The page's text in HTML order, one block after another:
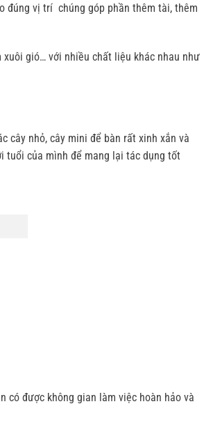
đúng vị trí chúng góp phần thêm tài, thêm
gió… với nhiều chất liệu khác nhau như
cây nhỏ, cây mini để bàn rất xinh xắn và
tuổi của mình để mang lại tác dụng tốt
có được không gian làm việc hoàn hảo và